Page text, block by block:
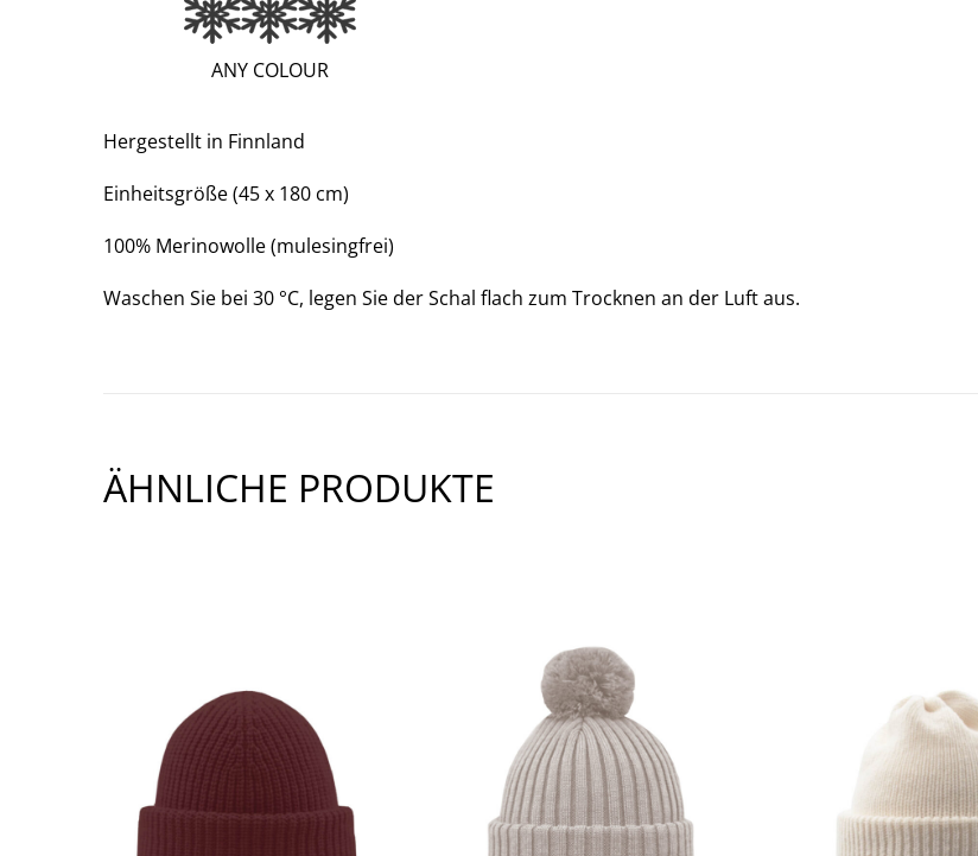
ANY COLOUR(EXTRA
3)
Hergestellt in Finnland
Einheitsgröße (45 x 180 cm)
100% Merinowolle (mulesingfrei)
Waschen Sie bei 30 °C, legen Sie der Schal flach zum Trocknen an der Luft aus.
ÄHNLICHE PRODUKTE